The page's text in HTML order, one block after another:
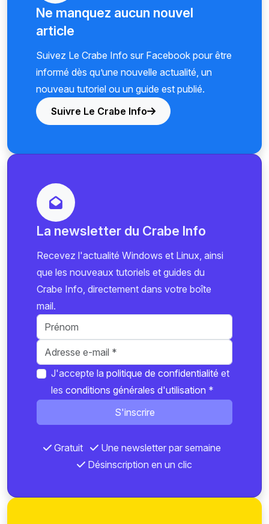
Ne manquez aucun nouvel
article
Suivez Le Crabe Info sur Facebook pour être
informé dès qu’une nouvelle actualité, un
nouveau tutoriel ou un guide est publié.
Suivre Le Crabe Info
La newsletter du Crabe Info
Recevez l'actualité Windows et Linux, ainsi
que les nouveaux tutoriels et guides du
Crabe Info, directement dans votre boîte
mail.
J'accepte la politique de confidentialité et
les conditions générales d'utilisation *
S'inscrire
Gratuit
Une newsletter par semaine
Désinscription en un clic